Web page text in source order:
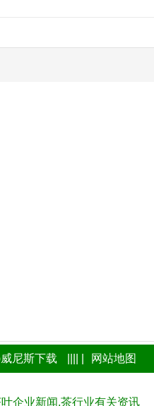
尼斯下载 网站地图
企业新闻,茶行业有关资讯